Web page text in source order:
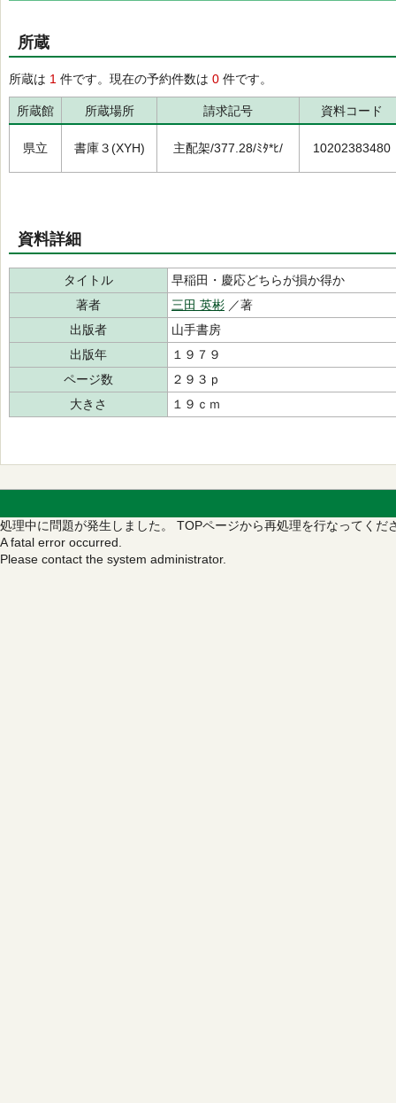
所蔵
所蔵は 1 件です。現在の予約件数は 0 件です。
所蔵館 所蔵場所 請求記号 資料コード
県立 書庫３(XYH) 主配架/377.28/ﾐﾀ*ﾋ/ 10202383480
資料詳細
タイトル
早稲田・慶応どちらが損か得か
著者
三田 英彬 ／著
出版者
山手書房
出版年
１９７９
ページ数
２９３ｐ
大きさ
１９ｃｍ
処理中に問題が発生しました。 TOPページから再処理を行なってくだ
A fatal error occurred.
Please contact the system administrator.